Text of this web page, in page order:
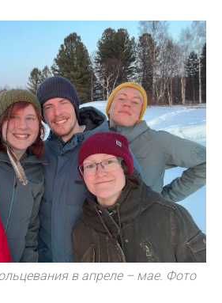
в апреле – мае. Фото